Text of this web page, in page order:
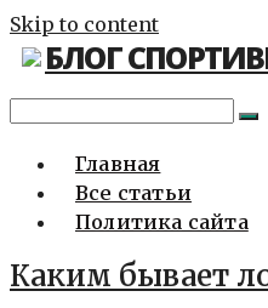
Skip to content
БЛОГ
Главная
Все статьи
Политика сайта
Каким бывает